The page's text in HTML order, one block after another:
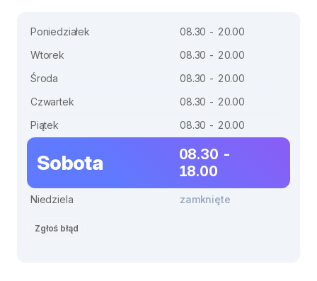
Poniedziałek
08.30 - 20.00
Wtorek
08.30 - 20.00
Środa
08.30 - 20.00
Czwartek
08.30 - 20.00
Piątek
08.30 - 20.00
Sobota
08.30 -
18.00
Niedziela zamknięte
Zgłoś błąd